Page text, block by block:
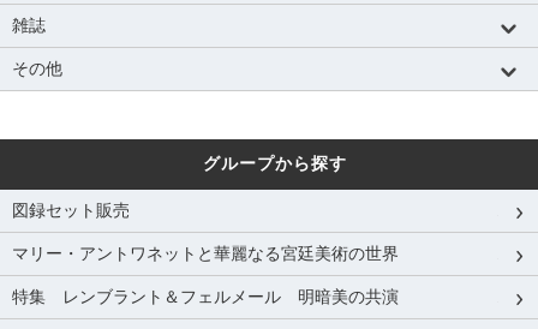
雑誌
その他
グループから探す
図録セット販売
マリー・アントワネットと華麗なる宮廷美術の世界
特集 レンブラント＆フェルメール 明暗美の共演